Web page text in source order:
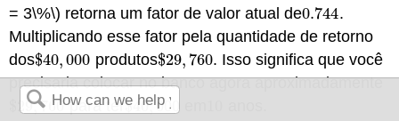
= 3\%\) retorna um fator de valor atual de0.744
0.744.
Multiplicando esse fator pela quantidade de retorno
dos$40, 000
$40,000 produtos$29, 760
$29, 760. Isso significa que você
precisaria colocar no banco agora aproximadamente
29,760
29,760para ter$40,000
$ 40,000